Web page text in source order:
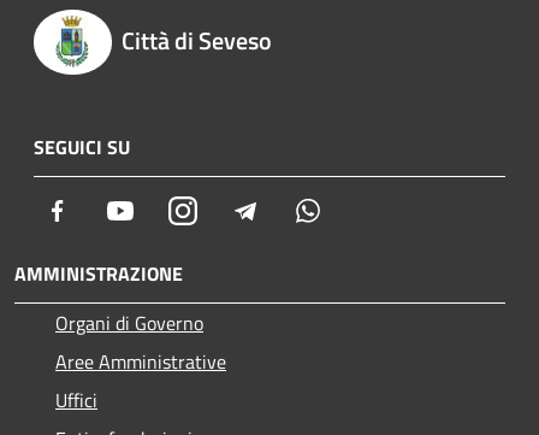
Città di Seveso
SEGUICI SU
Facebook YoutubeInstagram Telegram
AMMINISTRAZIONE
Organi di Governo
Aree Amministrative
Uffici